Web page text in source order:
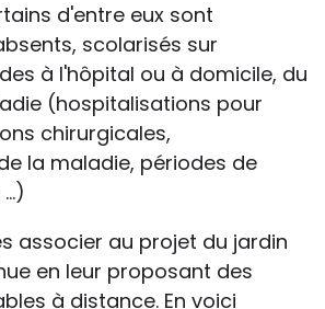
d'entre eux sont
scolarisés sur
à l'hôpital ou à domicile, du
(hospitalisations pour
chirurgicales,
la maladie, périodes de
associer au projet du jardin
en leur proposant des
à distance. En voici